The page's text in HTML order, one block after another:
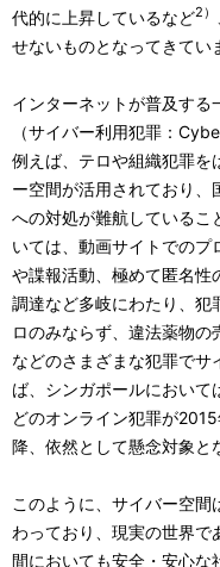
代的に上昇しているなど2）
せないものとなってきてい
インターネットが普及す
（サイバー利用犯罪：
例えば、テロや組織犯罪を
ー空間が活用されており、
への対処が難航しているこ
いては、動画サイトでのプ
や諜報活動、極めて匿名性
調達など多岐にわたり、犯
ロのみならず、違法薬物
などのさまざまな犯罪でサ
ば、シンガポールにおいて
どのオンライン犯罪が
降、依然として懸念対象と
このように、サイバー空
わっており、現実の世界
間においても安全・安心な